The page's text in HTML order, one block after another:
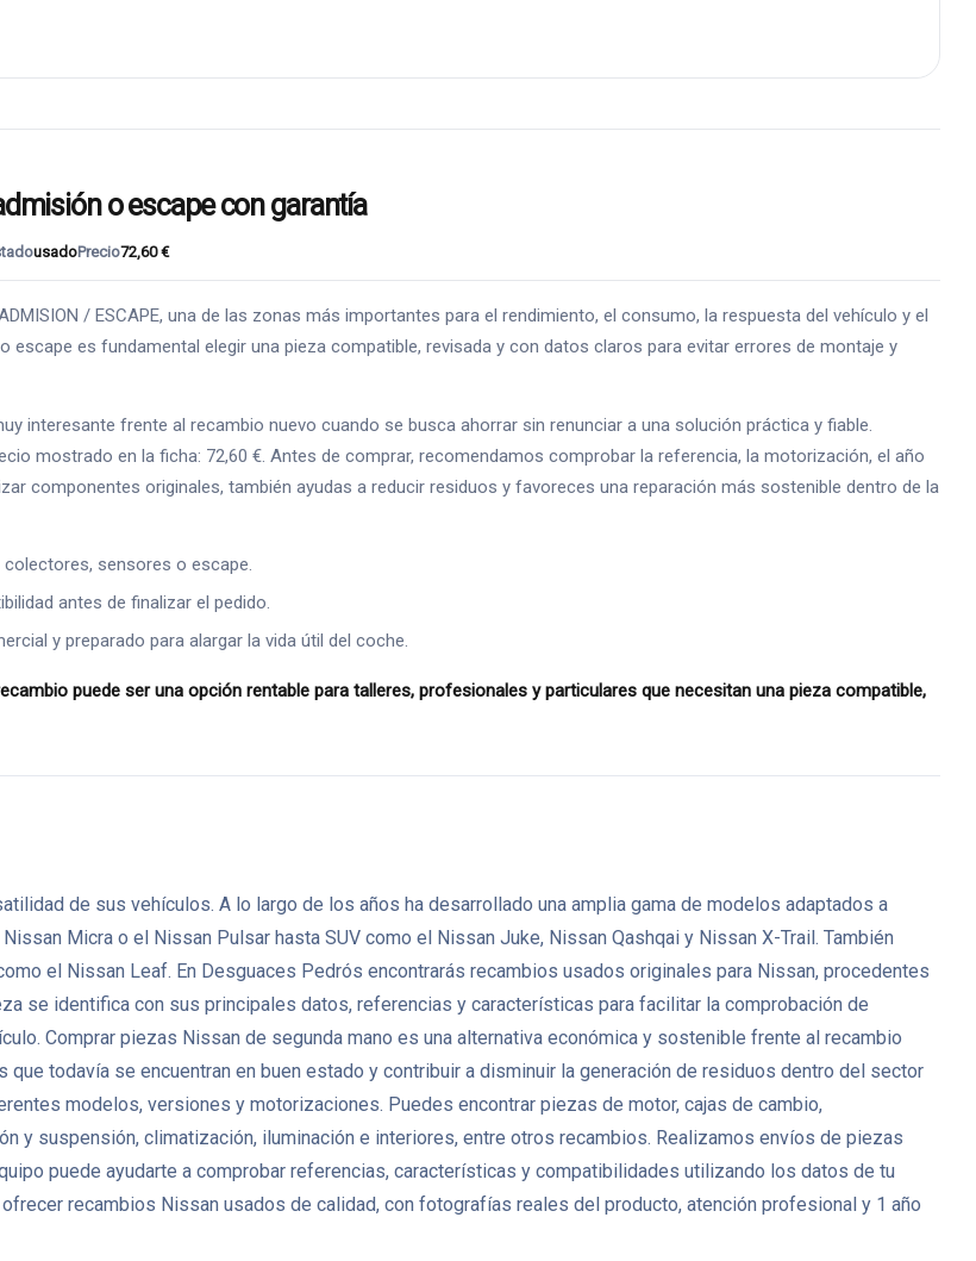
o escape con garantía
usadoPrecio72,60 €
/ ESCAPE, una de las zonas más importantes para el rendimiento, el consumo, la respuesta del vehículo y el
es fundamental elegir una pieza compatible, revisada y con datos claros para evitar errores de montaje y
interesante frente al recambio nuevo cuando se busca ahorrar sin renunciar a una solución práctica y fiable.
mostrado en la ficha: 72,60 €. Antes de comprar, recomendamos comprobar la referencia, la motorización, el año
componentes originales, también ayudas a reducir residuos y favoreces una reparación más sostenible dentro de la
sensores o escape.
antes de finalizar el pedido.
y preparado para alargar la vida útil del coche.
puede ser una opción rentable para talleres, profesionales y particulares que necesitan una pieza compatible,
de sus vehículos. A lo largo de los años ha desarrollado una amplia gama de modelos adaptados a
Micra o el Nissan Pulsar hasta SUV como el Nissan Juke, Nissan Qashqai y Nissan X-Trail. También
el Nissan Leaf. En Desguaces Pedrós encontrarás recambios usados originales para Nissan, procedentes
se identifica con sus principales datos, referencias y características para facilitar la comprobación de
Comprar piezas Nissan de segunda mano es una alternativa económica y sostenible frente al recambio
todavía se encuentran en buen estado y contribuir a disminuir la generación de residuos dentro del sector
modelos, versiones y motorizaciones. Puedes encontrar piezas de motor, cajas de cambio,
y suspensión, climatización, iluminación e interiores, entre otros recambios. Realizamos envíos de piezas
puede ayudarte a comprobar referencias, características y compatibilidades utilizando los datos de tu
recambios Nissan usados de calidad, con fotografías reales del producto, atención profesional y 1 año